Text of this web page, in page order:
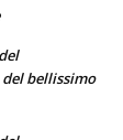
bellissimo